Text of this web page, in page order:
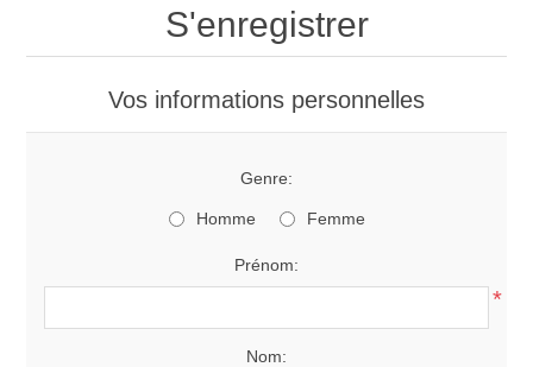
S'enregistrer
Vos informations personnelles
Genre:
Homme Femme
Prénom:
*
Nom: